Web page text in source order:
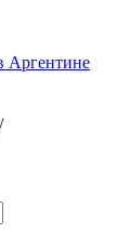
Аргентине
/